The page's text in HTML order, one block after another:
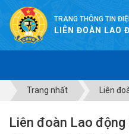
TRANG THÔNG TIN
LIÊN ĐOÀN LAO
Trang nhất Liên
Liên đoàn Lao